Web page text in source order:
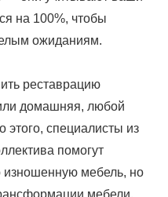
на 100%, чтобы
ожиданиям.
реставрацию
домашняя, любой
специалисты из
помогут
изношенную мебель, но
мебели,